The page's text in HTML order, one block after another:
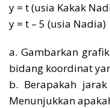
y = t (usia Kakak
y = t – 5 (usia Nadia)
a. Gambarkan
bidang koordinat
b. Berapakah
Menunjukkan